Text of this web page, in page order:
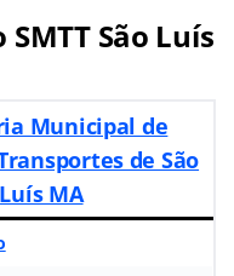
São Luís
Municipal de
de São
Luís MA